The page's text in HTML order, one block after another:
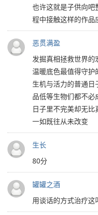
也许这就是子供向吧
程中接触这样的作品
恶贯满盈
发掘真相拯救世界
温暖底色最值得守护
生机与活力的普通
品低等生物们都不
日子里不完美却无
一如既往从未改变
生长
80分
罐罐之酒
用谈话的方式治疗这